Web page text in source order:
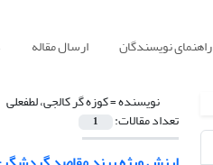
راهنمای نویسندگان ارسال مقاله
نویسنده =کوزه گر کالجی، لطفعلی
تعداد مقالات: 1